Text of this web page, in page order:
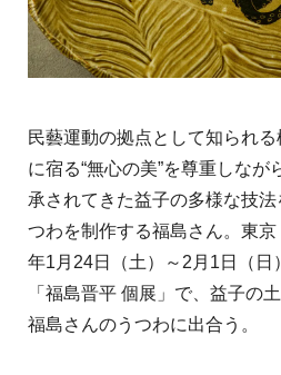
民藝運動の拠点として知られ
に宿る“無心の美”を尊重しなが
承されてきた益子の多様な技
つわを制作する福島さん。東
年1月24日（土）～2月1日（日
「福島晋平 個展」で、益子の
福島さんのうつわに出合う。